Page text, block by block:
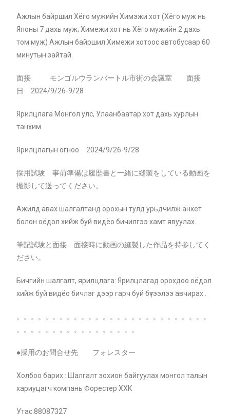
Ажлын байршил Хёго мужийн Химэжи хот (Хёго муж нь
Японы 7 дахь муж; Химежи хот нь Хёго мужийн 2 дахь
том муж) Ажлын байршил Химежи хотоос автобусаар 60
минутын зайтай.
面接 モンゴルウランバートル市街の会議室 面接
日 2024/9/26-9/28
Ярилцлага Монгол улс, Улаанбаатар хот дахь хурлын
танхим
Ярилцлагын огноо 2024/9/26-9/28
採用試験 事前準備は履歴書と一緒に縫製をしている動画を
撮影して送ってください。
Ажилд авах шалгалтанд орохын тулд урьдчилж анкет
болон оёдол хийж буй видёо бичилгээ хамт явуулах.
筆記試験と面接 面接時に動画の縫製した作品を持参してく
ださい。
Бичгийн шалгалт, ярилцлага: Ярилцлагад орохдоо оёдол
хийж буй видёо бичлэг дээр гарч буй бүтээлээ авчирах .
。。。。。。。。。。。。。。。。。。。。。。。。。。。
。。。。。。。 。。 。。 。。 。。 。。
●採用のお問合せ先 フォレスター
Холбоо барих : Шалгалт зохион байгуулах монгол талын
хариуцагч компань Форестер ХХК
Утас:88087327